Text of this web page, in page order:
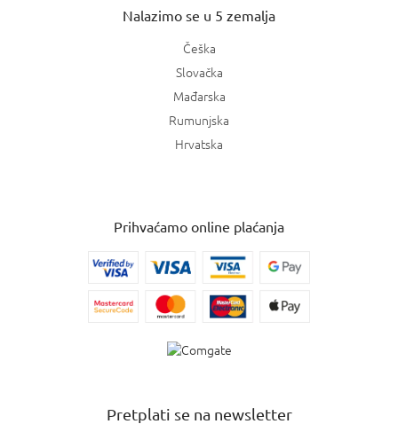
Nalazimo se u 5 zemalja
Češka
Slovačka
Mađarska
Rumunjska
Hrvatska
Prihvaćamo online plaćanja
Pretplati se na newsletter